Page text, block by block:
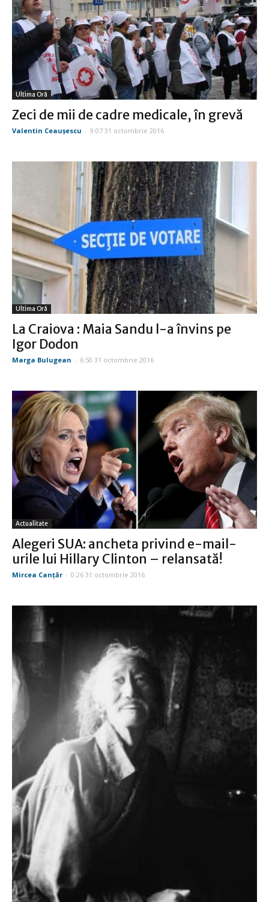
Ultima Oră
Zeci de mii de cadre medicale, în grevă
Valentin Ceauşescu - 9:07 31 octombrie 2016
Ultima Oră
La Craiova : Maia Sandu l-a învins pe
Igor Dodon
Marga Bulugean - 6:50 31 octombrie 2016
Actualitate
Alegeri SUA: ancheta privind e-mail-
urile lui Hillary Clinton – relansată!
Mircea Canţăr - 0:26 31 octombrie 2016